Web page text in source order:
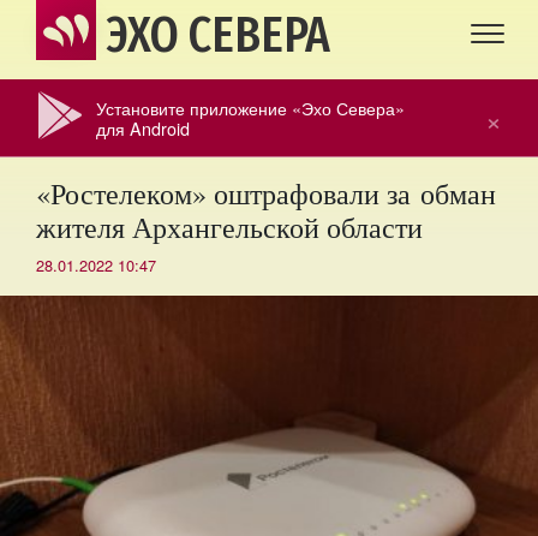
ЭХО СЕВЕРА
×
Установите приложение «Эхо Севера»
для Android
«Ростелеком» оштрафовали за обман
жителя Архангельской области
28.01.2022 10:47